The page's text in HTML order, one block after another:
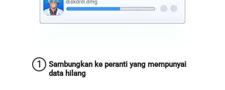
1
Sambungkan ke peranti yang mempunyai
data hilang